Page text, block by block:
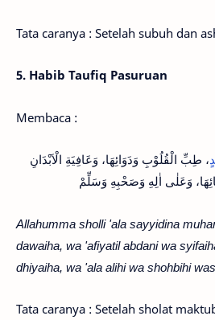
Tata caranya : Setelah subuh dan
5. Habib Taufiq Pasuruan
Membaca :
، طِبِّ الْقُلُوْبِ وَدَوَائِهَا، وَعَافِيَةِ الْاَبْدَانِ
وَعَلٰى اٰلِهِ وَصَحْبِهِ وَسَلِّمْ
Allahumma sholli 'ala sayyidina
dawaiha, wa 'afiyatil abdani wa
dhiyaiha, wa 'ala alihi wa shohbihi
Tata caranya : Setelah sholat